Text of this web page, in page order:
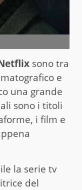
sono tra
e
una grande
sono i titoli
i film e
la serie tv
del